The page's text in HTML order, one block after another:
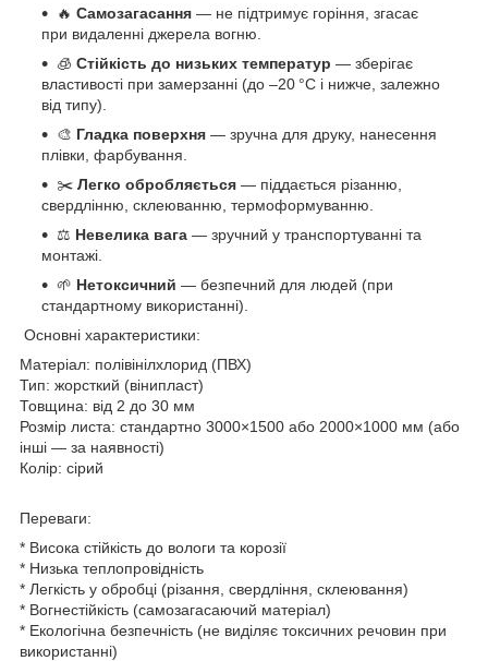
🔥 Самозагасання — не підтримує горіння, згасає
при видаленні джерела вогню.
🧊 Стійкість до низьких температур — зберігає
властивості при замерзанні (до –20 °C і нижче, залежно
від типу).
🎨 Гладка поверхня — зручна для друку, нанесення
плівки, фарбування.
✂️ Легко обробляється — піддається різанню,
свердлінню, склеюванню, термоформуванню.
⚖️ Невелика вага — зручний у транспортуванні та
монтажі.
🌱 Нетоксичний — безпечний для людей (при
стандартному використанні).
Основні характеристики:
Матеріал: полівінілхлорид (ПВХ)
Тип: жорсткий (вінипласт)
Товщина: від 2 до 30 мм
Розмір листа: стандартно 3000×1500 або 2000×1000 мм (або
інші — за наявності)
Колір: сірий
Переваги:
* Висока стійкість до вологи та корозії
* Низька теплопровідність
* Легкість у обробці (різання, свердління, склеювання)
* Вогнестійкість (самозагасаючий матеріал)
* Екологічна безпечність (не виділяє токсичних речовин при
використанні)